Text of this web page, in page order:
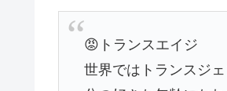
😡トランスエイジ
世界ではトランスジ